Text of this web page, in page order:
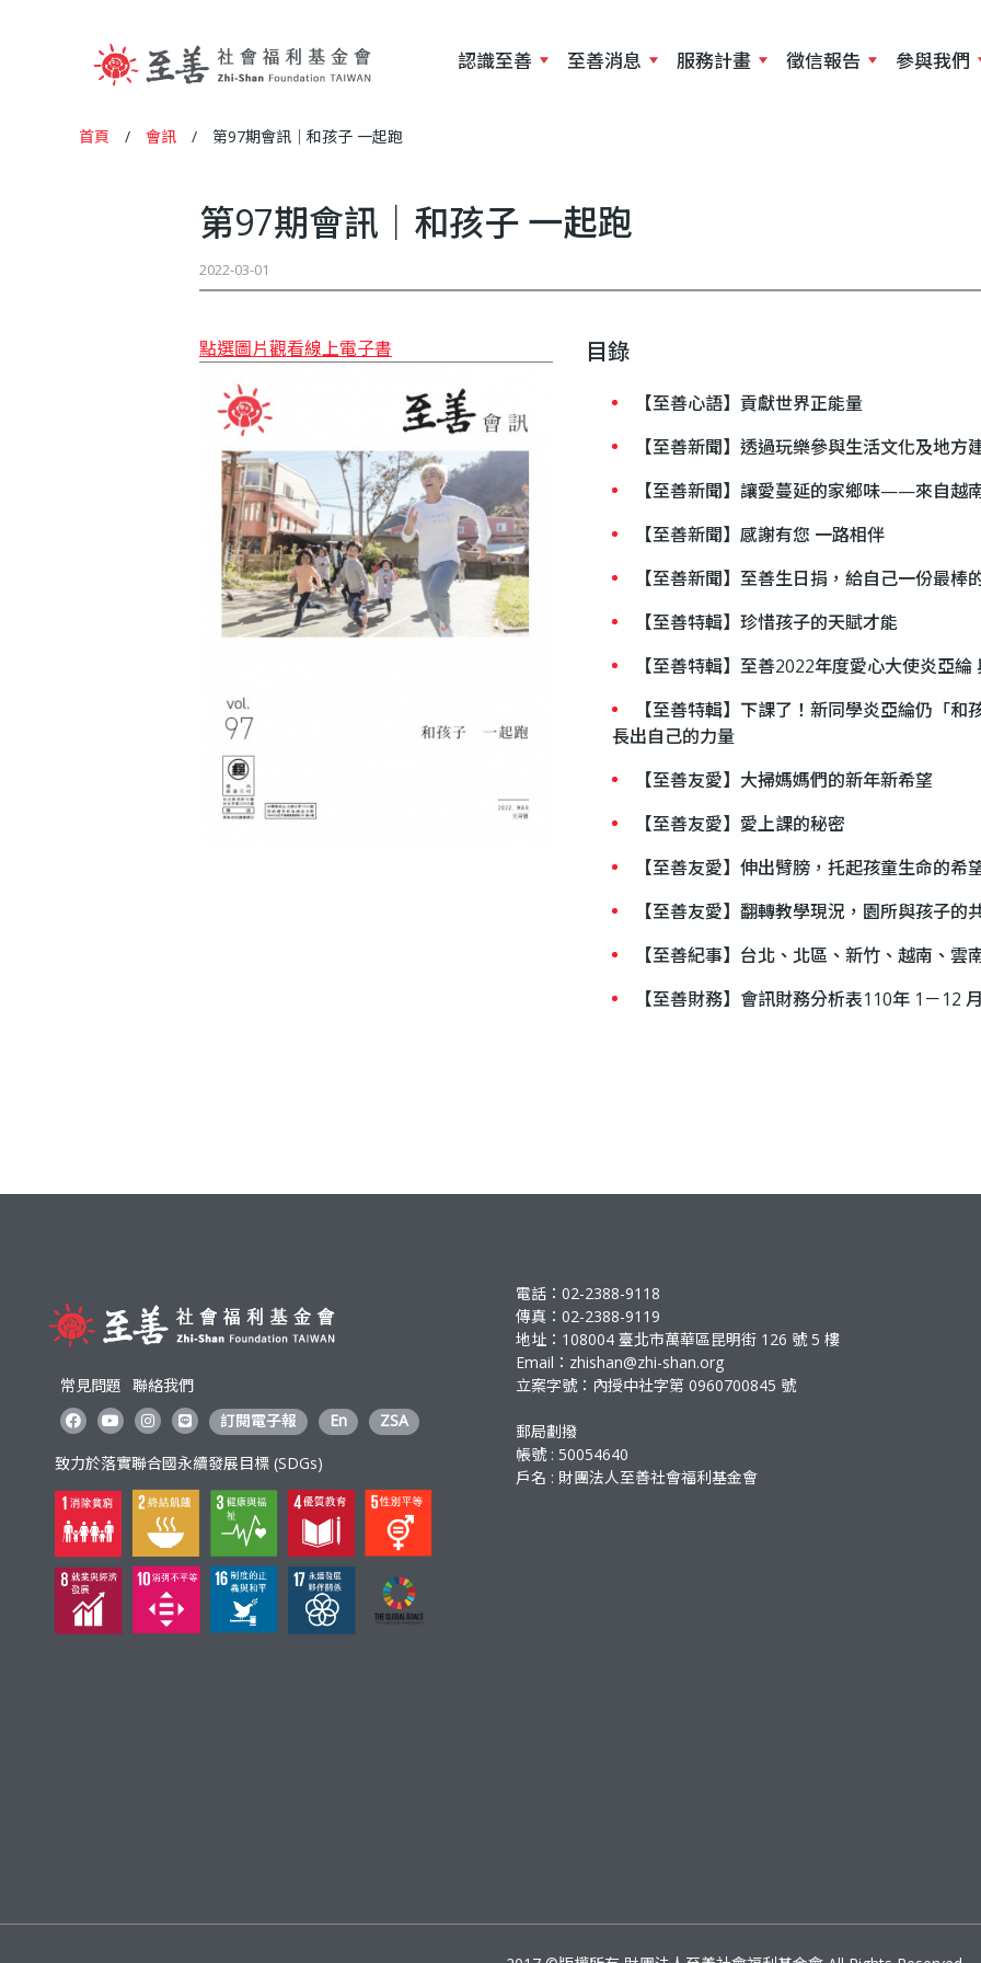
至
認識至善 至善消息 服務計畫 徵信報告 參與我們
首頁 / 會訊 / 第97期會訊｜和孩子 一起跑
第97期會訊｜和孩子 一起跑
2022-03-01
點選圖片觀看線上電子書 目錄
【至善心語】貢獻世界正能量
【至善新聞】透過玩樂參與生活文化及地方
【至善新聞】讓愛蔓延的家鄉味——來自越
【至善新聞】感謝有您 一路相伴
【至善新聞】至善生日捐，給自己一份最棒
【至善特輯】珍惜孩子的天賦才能
【至善特輯】至善2022年度愛心大使炎亞
【至善特輯】下課了！新同學炎亞綸仍「
長出自己的力量
【至善友愛】大掃媽媽們的新年新希望
【至善友愛】愛上課的秘密
【至善友愛】伸出臂膀，托起孩童生命的希
【至善友愛】翻轉教學現況，園所與孩子的
【至善紀事】台北、北區、新竹、越南、
【至善財務】會訊財務分析表110年 1－12
常見問題 聯絡我們
訂閱電子報
En ZSA
致力於落實聯合國永續發展目標 (SDGs)
電話：02-2388-9118
傳真：02-2388-9119
地址：108004 臺北市萬華區昆明街 126 號 5 樓
Email： zhishan@zhi-shan.org
立案字號：內授中社字第 0960700845 號
郵局劃撥
帳號 : 50054640
戶名 : 財團法人至善社會福利基金會